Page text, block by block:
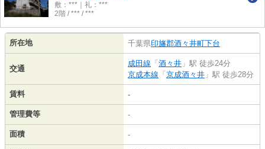
敷：***｜礼：***
2階 / *** / ***
所在地 千葉県印旛郡酒々井町下台
交通
成田線 「 酒々井 」駅 徒歩24分
京成本線 「 京成酒々井 」駅 徒歩28分
賃料 -
管理費等 -
面積 -